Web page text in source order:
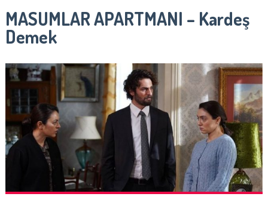
MASUMLAR APARTMANI – Kardeş
Demek